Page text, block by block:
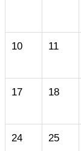
10 11
17 18
24 25